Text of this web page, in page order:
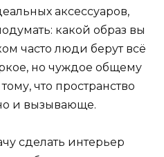
аксессуаров,
какой образ вы
часто люди берут всё
но чуждое общему
что пространство
и вызывающе.
сделать интерьер